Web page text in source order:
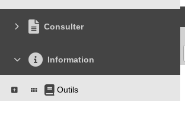
Consulter
Information
Outils